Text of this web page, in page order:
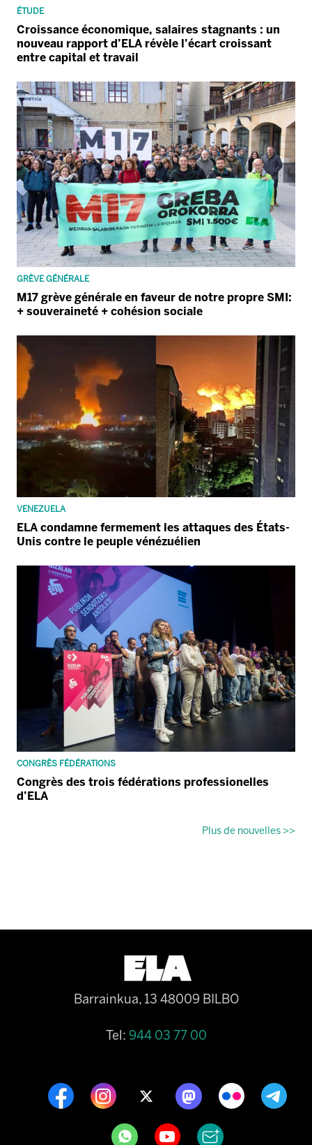
ÉTUDE
Croissance économique, salaires stagnants : un
nouveau rapport d’ELA révèle l’écart croissant
entre capital et travail
GRÈVE GÉNÉRALE
M17 grève générale en faveur de notre propre SMI:
+ souveraineté + cohésion sociale
VENEZUELA
ELA condamne fermement les attaques des États-
Unis contre le peuple vénézuélien
CONGRÈS FÉDÉRATIONS
Congrès des trois fédérations professionelles
d’ELA
Plus de nouvelles >>
Barrainkua, 13 48009 BILBO
Tel: 944 03 77 00